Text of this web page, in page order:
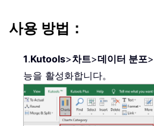
사용 방법：
1.Kutools>차트>데이터 분포>
능을 활성화합니다。